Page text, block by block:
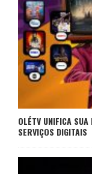
OLÉTV UNIFICA
SERVIÇOS DIGITAIS